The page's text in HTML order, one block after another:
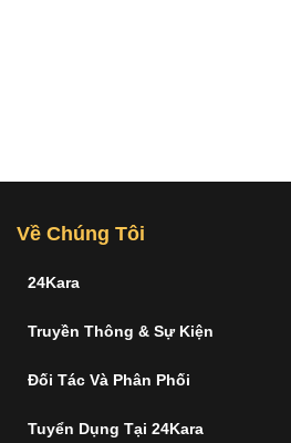
Về Chúng Tôi
24Kara
Truyền Thông & Sự Kiện
Đối Tác Và Phân Phối
Tuyển Dụng Tại 24Kara